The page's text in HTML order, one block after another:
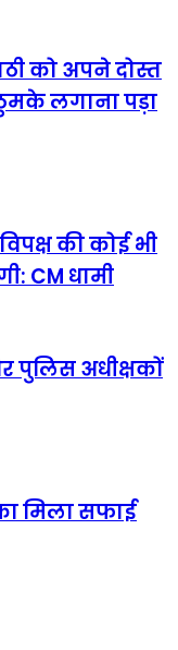
को अपने दोस्त
लगाना पड़ा
की कोई भी
CM धामी
पुलिस अधीक्षकों
मिला सफाई